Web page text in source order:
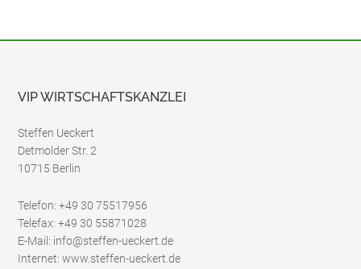
u
VIP WIRTSCHAFTSKANZLEI
Steffen Ueckert
Detmolder Str. 2
10715 Berlin
Telefon: +49 30 75517956
Telefax: +49 30 55871028
E-Mail: info@steffen-ueckert.de
Internet: www.steffen-ueckert.de